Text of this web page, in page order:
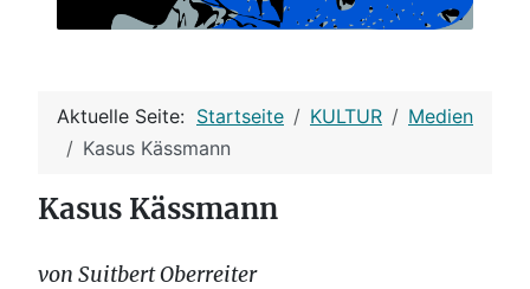
Aktuelle Seite: Startseite KULTUR
Medien
Kasus Kässmann
Kasus Kässmann
von Suitbert Oberreiter